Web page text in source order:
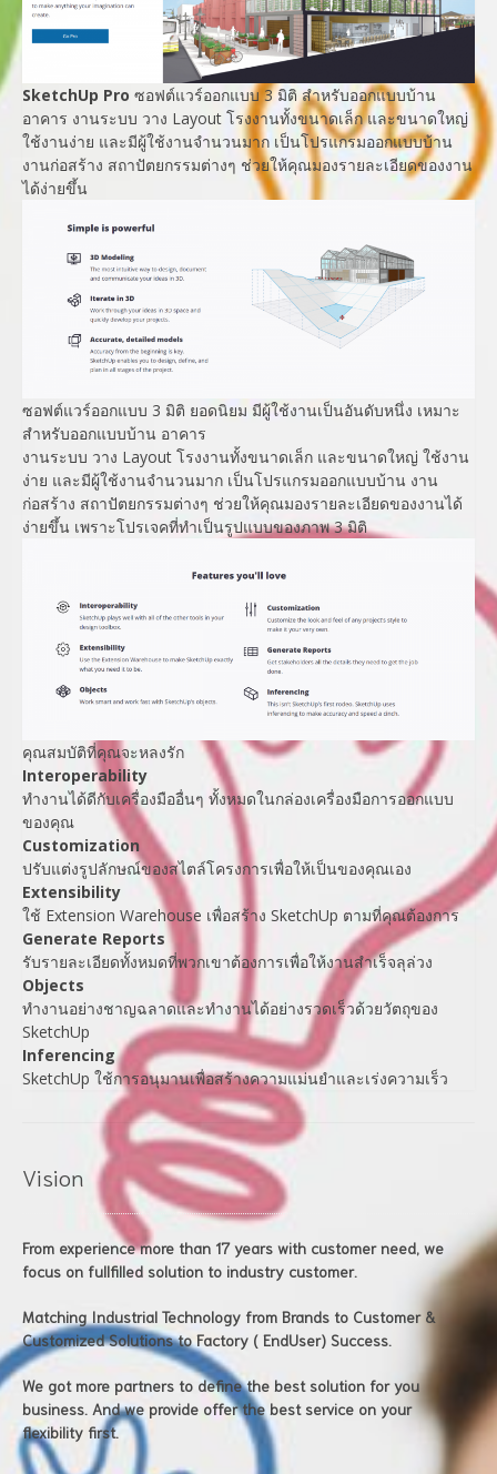
SketchUp Pro ซอฟต์แวร์ออกแบบ 3 มิติ สำหรับออกแบบบ้าน
อาคาร งานระบบ วาง Layout โรงงานทั้งขนาดเล็ก และขนาดใหญ่
ใช้งานง่าย และมีผู้ใช้งานจำนวนมาก เป็นโปรแกรมออกแบบบ้าน
งานก่อสร้าง สถาปัตยกรรมต่างๆ ช่วยให้คุณมองรายละเอียดของงาน
ได้ง่ายขึ้น
ซอฟต์แวร์ออกแบบ 3 มิติ ยอดนิยม มีผู้ใช้งานเป็นอันดับหนึ่ง เหมาะ
สำหรับออกแบบบ้าน อาคาร
งานระบบ วาง Layout โรงงานทั้งขนาดเล็ก และขนาดใหญ่ ใช้งาน
ง่าย และมีผู้ใช้งานจำนวนมาก เป็นโปรแกรมออกแบบบ้าน งาน
ก่อสร้าง สถาปัตยกรรมต่างๆ ช่วยให้คุณมองรายละเอียดของงานได้
ง่ายขึ้น เพราะโปรเจคที่ทำเป็นรูปแบบของภาพ 3 มิติ
คุณสมบัติที่คุณจะหลงรัก
Interoperability
ทำงานได้ดีกับเครื่องมืออื่นๆ ทั้งหมดในกล่องเครื่องมือการออกแบบ
ของคุณ
Customization
ปรับแต่งรูปลักษณ์ของสไตล์โครงการเพื่อให้เป็นของคุณเอง
Extensibility
ใช้ Extension Warehouse เพื่อสร้าง SketchUp ตามที่คุณต้องการ
Generate Reports
รับรายละเอียดทั้งหมดที่พวกเขาต้องการเพื่อให้งานสำเร็จลุล่วง
Objects
ทำงานอย่างชาญฉลาดและทำงานได้อย่างรวดเร็วด้วยวัตถุของ
SketchUp
Inferencing
SketchUp ใช้การอนุมานเพื่อสร้างความแม่นยำและเร่งความเร็ว
Vision
From experience more than 17 years with customer need, we
focus on fullfilled solution to industry customer.
Matching Industrial Technology from Brands to Customer &
Customized Solutions to Factory ( EndUser) Success.
We got more partners to define the best solution for you
business. And we provide offer the best service on your
flexibility first.